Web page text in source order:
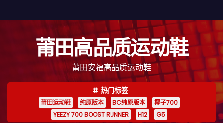
至
莆田高品质运动鞋
莆田安福高品质运动鞋
热门标签
莆田运动鞋 纯原版本 BC纯原版本
椰子700
YEEZY 700 BOOST RUNNER
H12 G5